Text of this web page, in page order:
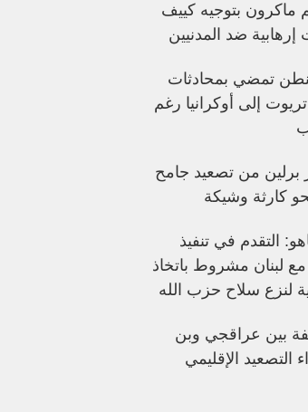
ماكرون بتوجيه كييف
إرهابية ضد المدنيين
تمضي بمحادثات
إلى أوكرانيا رغم
من تصعيد جامح
كارثة وشيكة
التقدم في تنفيذ
مع لبنان مشروط باتخاذ
لنزع سلاح حزب الله
بين عراقجي وبن
التصعيد الإقليمي